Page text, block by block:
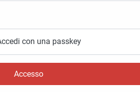
con una passkey
Accesso